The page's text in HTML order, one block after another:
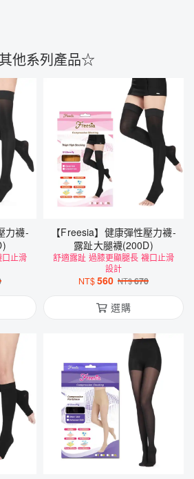
他系列產品☆
力襪-
止滑
【Freesia】健康彈性壓力襪-
露趾大腿襪(200D)
舒適露趾 過膝更顯腿長 襪口止滑
設計
NT$560 NT$670
選購